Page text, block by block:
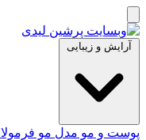
آرایش و زیبایی
پوست و مو مدل مو